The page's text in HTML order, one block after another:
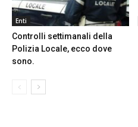
Enti
Controlli settimanali della
Polizia Locale, ecco dove
sono.